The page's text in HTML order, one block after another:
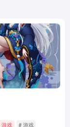
游戏 # 游戏